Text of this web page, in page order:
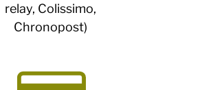
relay, Colissimo,
Chronopost)